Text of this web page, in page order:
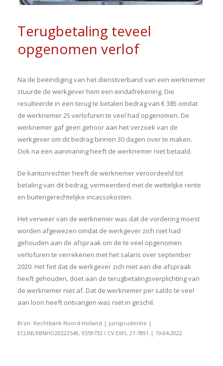
Terugbetaling teveel
opgenomen verlof
Na de beëindiging van het dienstverband van een werknemer
stuurde de werkgever hem een eindafrekening. Die
resulteerde in een terug te betalen bedrag van € 385 omdat
de werknemer 25 verlofuren te veel had opgenomen. De
werknemer gaf geen gehoor aan het verzoek van de
werkgever om dit bedrag binnen 30 dagen over te maken.
Ook na een aanmaning heeft de werknemer niet betaald.
De kantonrechter heeft de werknemer veroordeeld tot
betaling van dit bedrag, vermeerderd met de wettelijke rente
en buitengerechtelijke incassokosten.
Het verweer van de werknemer was dat de vordering moest
worden afgewezen omdat de werkgever zich niet had
gehouden aan de afspraak om de te veel opgenomen
verlofuren te verrekenen met het salaris over september
2020. Het feit dat de werkgever zich niet aan die afspraak
heeft gehouden, doet aan de terugbetalingsverplichting van
de werknemer niet af. Dat de werknemer per saldo te veel
aan loon heeft ontvangen was niet in geschil.
Bron: Rechtbank Noord-Holland | jurisprudentie |
ECLINLRBNHO20223540, 9559732 \ CV EXPL 21-7891 | 19-04-2022